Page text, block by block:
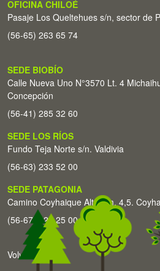
OFICINA CHILOÉ
Pasaje Los Queltehues s/n, sector de
(56-65) 263 65 74
SEDE BIOBÍO
Calle Nueva Uno N°3570 Lt. 4
Concepción
(56-41) 285 32 60
SEDE LOS RÍOS
Fundo Teja Norte s/n. Valdivia
(56-63) 233 52 00
SEDE PATAGONIA
Camino Coyhaique Alto Km. 4,5.
(56-67) 226 25 00
Volver arriba